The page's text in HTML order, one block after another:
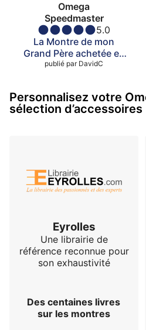
Omega
Speedmaster
5.0
La Montre de mon
Grand Père achetée en
1970
publié par DavidC
Personnalisez votre
sélection d’accessoires
Eyrolles
Une librairie de
référence reconnue pour
son exhaustivité
Des centaines livres
sur les montres